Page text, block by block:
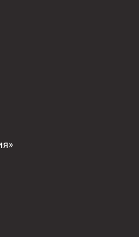
высокого давления
и очистки